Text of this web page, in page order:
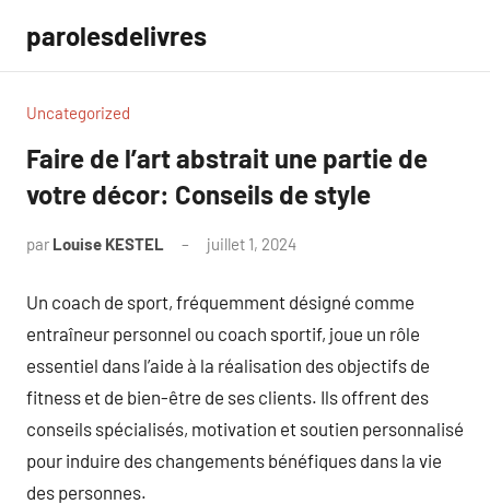
contenu
parolesdelivres
Uncategorized
Faire de l’art abstrait une partie de
votre décor: Conseils de style
par Louise KESTEL juillet 1, 2024
Un coach de sport, fréquemment désigné comme
entraîneur personnel ou coach sportif, joue un rôle
essentiel dans l’aide à la réalisation des objectifs de
fitness et de bien-être de ses clients. Ils offrent des
conseils spécialisés, motivation et soutien personnalisé
pour induire des changements bénéfiques dans la vie
des personnes.